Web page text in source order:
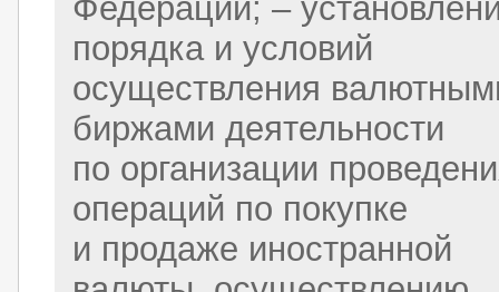
Федерации; –
порядка и условий
осуществления
биржами деятельности
по организации
операций по покупке
и продаже иностранной